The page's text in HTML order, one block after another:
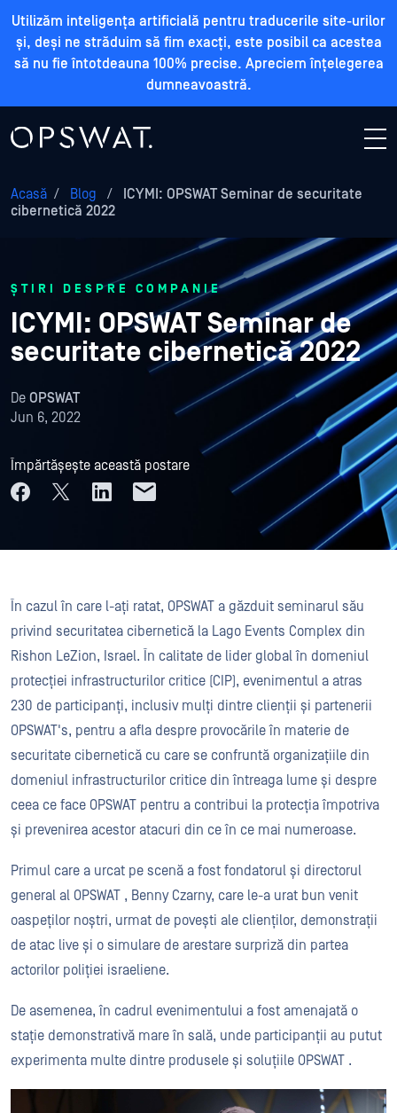
Utilizăm inteligența artificială pentru traducerile site-urilor
și, deși ne străduim să fim exacți, este posibil ca acestea
să nu fie întotdeauna 100% precise. Apreciem înțelegerea
dumneavoastră.
Acasă / Blog /
ICYMI: OPSWAT Seminar de securitate
cibernetică 2022
ȘTIRI DESPRE COMPANIE
ICYMI: OPSWAT Seminar de
securitate cibernetică 2022
De OPSWAT
Jun 6, 2022
Împărtășește această postare
În cazul în care l-ați ratat, OPSWAT a găzduit seminarul său
privind securitatea cibernetică la Lago Events Complex din
Rishon LeZion, Israel. În calitate de lider global în domeniul
protecției infrastructurilor critice (CIP), evenimentul a atras
230 de participanți, inclusiv mulți dintre clienții și partenerii
OPSWAT's, pentru a afla despre provocările în materie de
securitate cibernetică cu care se confruntă organizațiile din
domeniul infrastructurilor critice din întreaga lume și despre
ceea ce face OPSWAT pentru a contribui la protecția împotriva
și prevenirea acestor atacuri din ce în ce mai numeroase.
Primul care a urcat pe scenă a fost fondatorul și directorul
general al OPSWAT , Benny Czarny, care le-a urat bun venit
oaspeților noștri, urmat de povești ale clienților, demonstrații
de atac live și o simulare de arestare surpriză din partea
actorilor poliției israeliene.
De asemenea, în cadrul evenimentului a fost amenajată o
stație demonstrativă mare în sală, unde participanții au putut
experimenta multe dintre produsele și soluțiile OPSWAT .